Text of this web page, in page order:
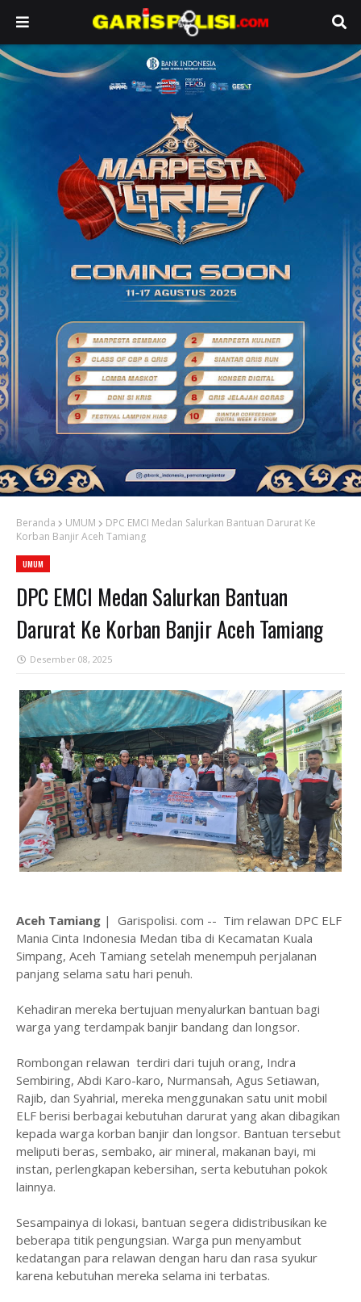
Beranda UMUM
DPC EMCI Medan Salurkan Bantuan Darurat Ke
Korban Banjir Aceh Tamiang
UMUM
DPC EMCI Medan Salurkan Bantuan
Darurat Ke Korban Banjir Aceh Tamiang
Desember 08, 2025
Aceh Tamiang | Garispolisi. com -- Tim relawan DPC ELF
Mania Cinta Indonesia Medan tiba di Kecamatan Kuala
Simpang, Aceh Tamiang setelah menempuh perjalanan
panjang selama satu hari penuh.
Kehadiran mereka bertujuan menyalurkan bantuan bagi
warga yang terdampak banjir bandang dan longsor.
Rombongan relawan terdiri dari tujuh orang, Indra
Sembiring, Abdi Karo-karo, Nurmansah, Agus Setiawan,
Rajib, dan Syahrial, mereka menggunakan satu unit mobil
ELF berisi berbagai kebutuhan darurat yang akan dibagikan
kepada warga korban banjir dan longsor. Bantuan tersebut
meliputi beras, sembako, air mineral, makanan bayi, mi
instan, perlengkapan kebersihan, serta kebutuhan pokok
lainnya.
Sesampainya di lokasi, bantuan segera didistribusikan ke
beberapa titik pengungsian. Warga pun menyambut
kedatangan para relawan dengan haru dan rasa syukur
karena kebutuhan mereka selama ini terbatas.